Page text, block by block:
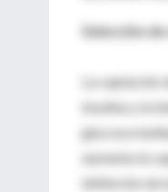
Selección
La
insulina y la
glucosa
aumenta la
inhibición de